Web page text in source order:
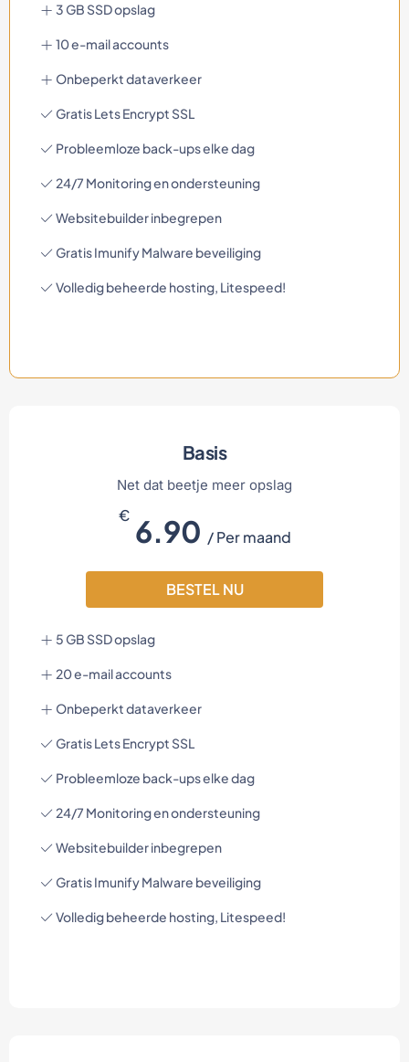
3 GB SSD opslag
10 e-mail accounts
Onbeperkt dataverkeer
Gratis Lets Encrypt SSL
Probleemloze back-ups elke dag
24/7 Monitoring en ondersteuning
Websitebuilder inbegrepen
Gratis Imunify Malware beveiliging
Volledig beheerde hosting, Litespeed!
Basis
Net dat beetje meer opslag
€6.90 / Per maand
BESTEL NU
5 GB SSD opslag
20 e-mail accounts
Onbeperkt dataverkeer
Gratis Lets Encrypt SSL
Probleemloze back-ups elke dag
24/7 Monitoring en ondersteuning
Websitebuilder inbegrepen
Gratis Imunify Malware beveiliging
Volledig beheerde hosting, Litespeed!